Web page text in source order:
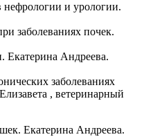
нефрологии и урологии.
заболеваниях почек.
Екатерина Андреева.
заболеваниях
, ветеринарный
Екатерина Андреева.